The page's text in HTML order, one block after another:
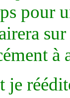
pour
à
je